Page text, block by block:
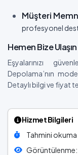
Hizmet Bilgileri
Tahmini okuma
Görüntülenme:
Müşteri
profesyonel
Hemen Bize Ulaşın
Eşyalarınızı
Depolama’nın
Detaylı bilgi ve fiyat